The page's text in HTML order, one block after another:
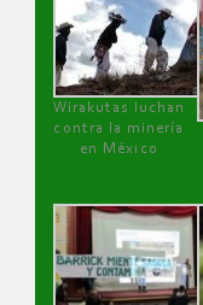
Wirakutas luchan
contra la minería
en México